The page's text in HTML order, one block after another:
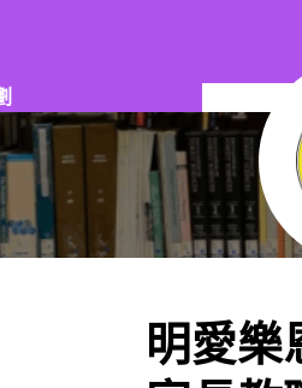
明愛樂